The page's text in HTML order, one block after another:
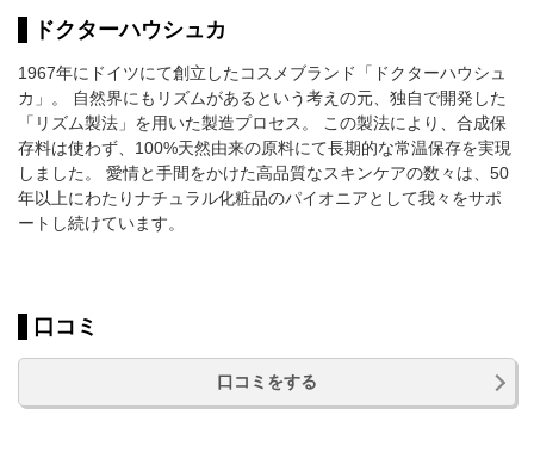
ドクターハウシュカ
1967年にドイツにて創立したコスメブランド「ドクターハウシュ
カ」。 自然界にもリズムがあるという考えの元、独自で開発した
「リズム製法」を用いた製造プロセス。 この製法により、合成保
存料は使わず、100%天然由来の原料にて長期的な常温保存を実現
しました。 愛情と手間をかけた高品質なスキンケアの数々は、50
年以上にわたりナチュラル化粧品のパイオニアとして我々をサポ
ートし続けています。
口コミ
口コミをする